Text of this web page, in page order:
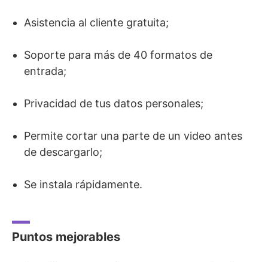
Asistencia al cliente gratuita;
Soporte para más de 40 formatos de
entrada;
Privacidad de tus datos personales;
Permite cortar una parte de un video antes
de descargarlo;
Se instala rápidamente.
Puntos mejorables